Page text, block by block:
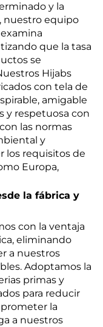
y la
nuestro equipo
que la tasa
se
Hijabs
con tela de
amigable
y respetuosa con
las normas
y
los requisitos de
Europa,
la fábrica y
con la ventaja
eliminando
a nuestros
Adoptamos la
primas y
para reducir
la
a nuestros